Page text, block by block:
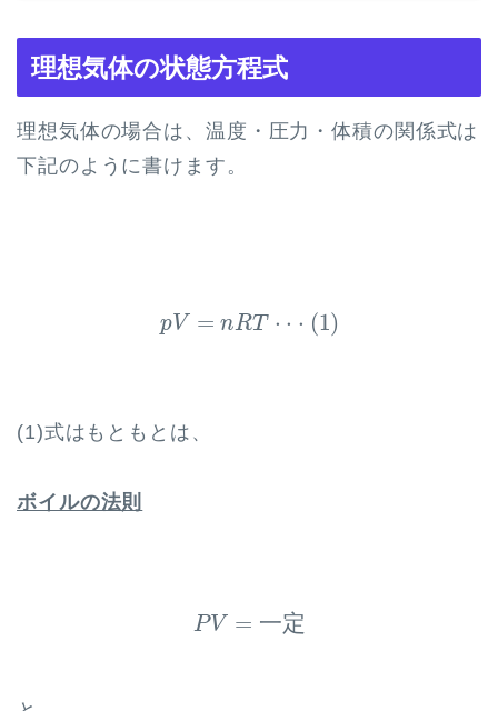
理想気体の状態方程式
理想気体の場合は、温度・圧力・体積の関係式は
下記のように書けます。
pV = nRT ⋅ ⋅ ⋅ (1)
p RT⋅ )
(1)式はもともとは、
ボイルの法則
PV = 一定
PV 定